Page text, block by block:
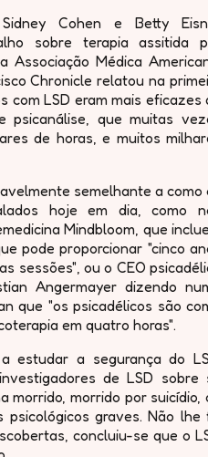
Cohen e Betty
sobre terapia assitida
Associação Médica
Chronicle relatou na
com LSD eram mais eficazes
psicanálise, que muitas
de horas, e muitos
semelhante a como
hoje em dia, como
Mindbloom, que
pode proporcionar "cinco
sessões", ou o CEO
Angermayer dizendo
que "os psicadélicos são
em quatro horas".
estudar a segurança do
de LSD sobre
morrido, morrido por suicídio,
graves. Não lhe
concluiu-se que o